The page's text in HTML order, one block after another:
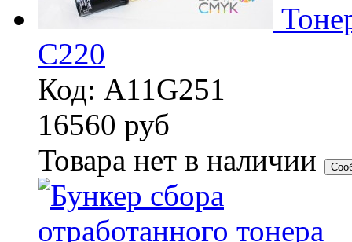
C220
Код: A11G251
16560 руб
Товара нет в наличии